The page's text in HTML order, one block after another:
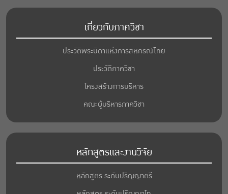
เกี่ยวกับภาควิชา
ประวัติพระบิดาแห่งการสหกรณ์ไทย
ประวัติภาควิชา
โครงสร้างการบริหาร
คณะผู้บริหารภาควิชา
หลักสูตรและงานวิจัย
หลักสูตร ระดับปริญญาตรี